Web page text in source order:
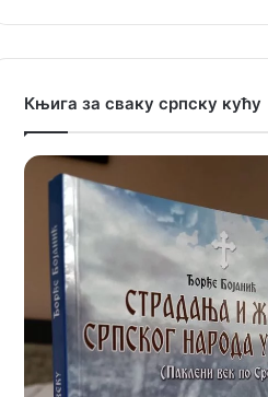
Књига за сваку српску кућу